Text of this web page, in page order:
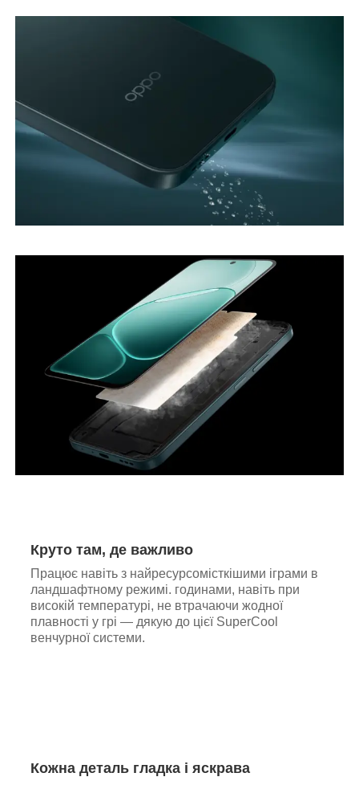
Круто там, де важливо
Працює навіть з найресурсомісткішими іграми в
ландшафтному режимі. годинами, навіть при
високій температурі, не втрачаючи жодної
плавності у грі — дякую до цієї SuperCool
венчурної системи.
Кожна деталь гладка і яскрава